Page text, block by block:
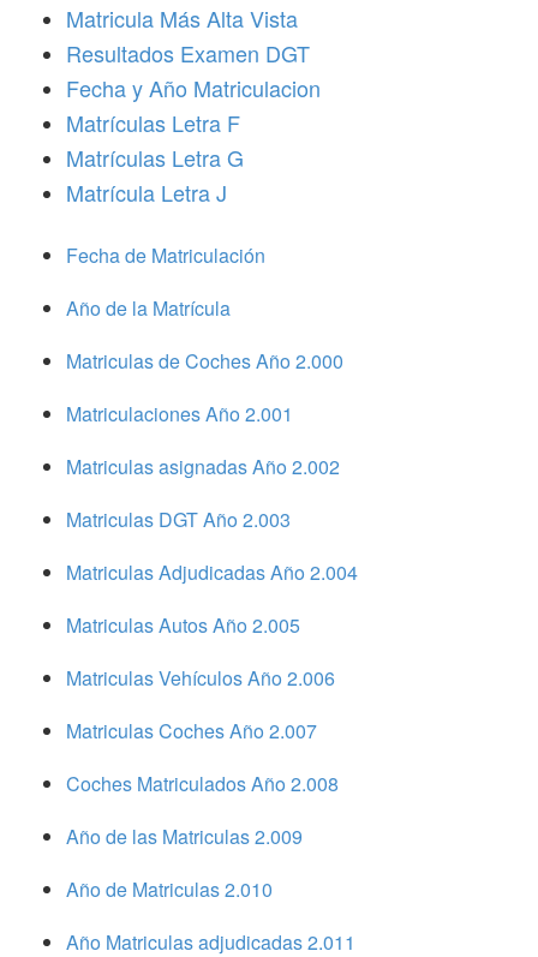
Matricula Más Alta Vista
Resultados Examen DGT
Fecha y Año Matriculacion
Matrículas Letra F
Matrículas Letra G
Matrícula Letra J
Fecha de Matriculación
Año de la Matrícula
Matriculas de Coches Año 2.000
Matriculaciones Año 2.001
Matriculas asignadas Año 2.002
Matriculas DGT Año 2.003
Matriculas Adjudicadas Año 2.004
Matriculas Autos Año 2.005
Matriculas Vehículos Año 2.006
Matriculas Coches Año 2.007
Coches Matriculados Año 2.008
Año de las Matriculas 2.009
Año de Matriculas 2.010
Año Matriculas adjudicadas 2.011